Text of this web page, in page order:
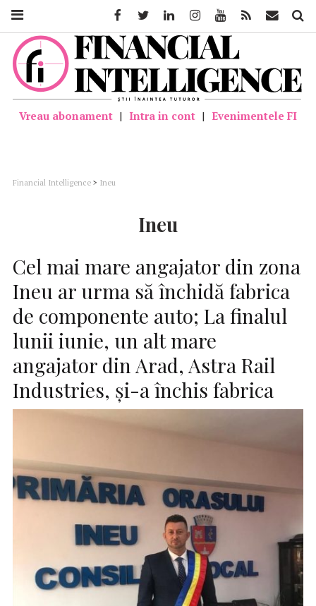
Vreau abonament | Intra in cont | Evenimentele FI
Financial Intelligence > Ineu
Ineu
Cel mai mare angajator din zona
Ineu ar urma să închidă fabrica
de componente auto; La finalul
lunii iunie, un alt mare
angajator din Arad, Astra Rail
Industries, și-a închis fabrica
FacebookTwitter LinkedinInstagramYoutube Feed Mail